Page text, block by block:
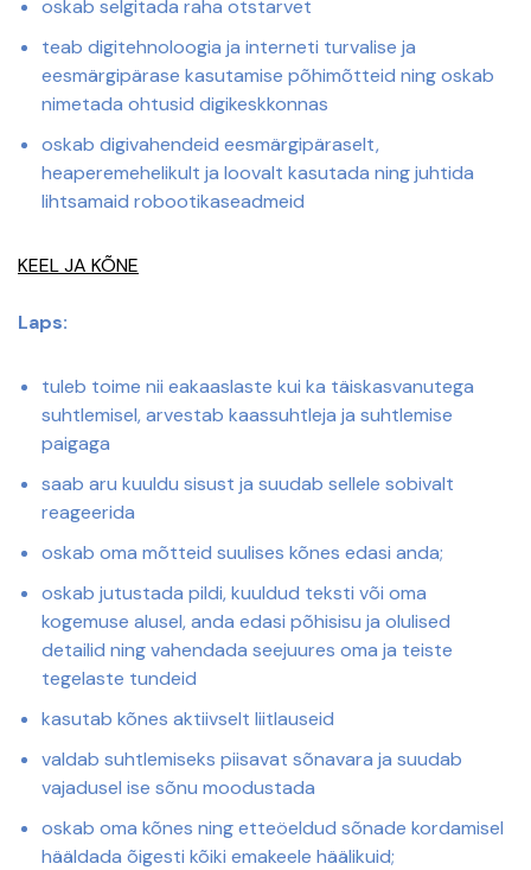
oskab selgitada raha otstarvet
teab digitehnoloogia ja interneti turvalise ja
eesmärgipärase kasutamise põhimõtteid ning oskab
nimetada ohtusid digikeskkonnas
oskab digivahendeid eesmärgipäraselt,
heaperemehelikult ja loovalt kasutada ning juhtida
lihtsamaid robootikaseadmeid
KEEL JA KÕNE
Laps:
tuleb toime nii eakaaslaste kui ka täiskasvanutega
suhtlemisel, arvestab kaassuhtleja ja suhtlemise
paigaga
saab aru kuuldu sisust ja suudab sellele sobivalt
reageerida
oskab oma mõtteid suulises kõnes edasi anda;
oskab jutustada pildi, kuuldud teksti või oma
kogemuse alusel, anda edasi põhisisu ja olulised
detailid ning vahendada seejuures oma ja teiste
tegelaste tundeid
kasutab kõnes aktiivselt liitlauseid
valdab suhtlemiseks piisavat sõnavara ja suudab
vajadusel ise sõnu moodustada
oskab oma kõnes ning etteöeldud sõnade kordamisel
hääldada õigesti kõiki emakeele häälikuid;